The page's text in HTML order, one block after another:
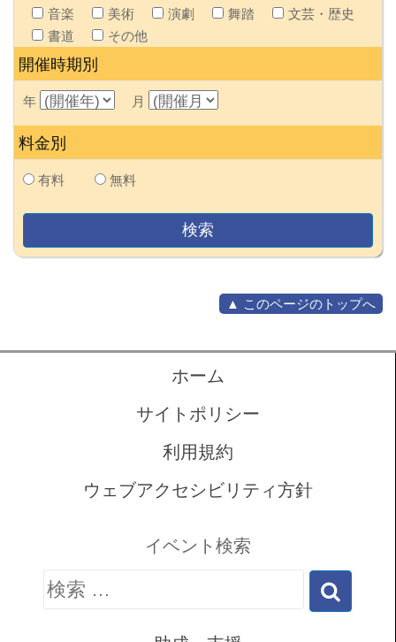
音楽 美術 演劇 舞踏
文芸・歴史
書道
その他
開催時期別
年 月
料金別
有料 無料
▲ このページのトップへ
ホーム
サイトポリシー
利用規約
ウェブアクセシビリティ方針
イベント検索
検